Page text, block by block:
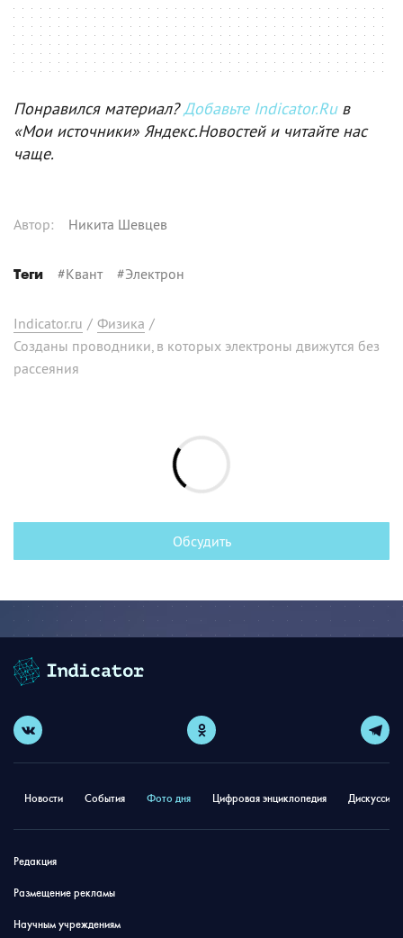
Понравился материал?Добавьте Indicator.Ruв
«Мои источники» Яндекс.Новостей и читайте нас
чаще.
Автор: Никита Шевцев
Теги #Квант#Электрон
Indicator.ru / Физика /
Созданы проводники, в которых электроны движутся без
рассеяния
Обсудить
Новости События Фото дня Цифровая энциклопедия
Редакция
Размещение рекламы
Научным учреждениям